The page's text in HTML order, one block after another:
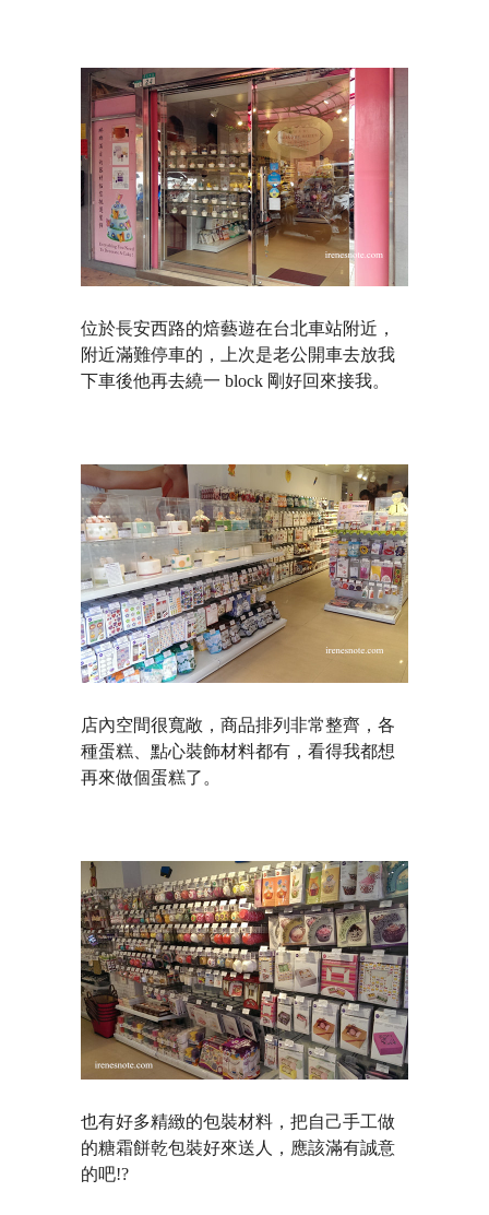
位於長安西路的焙藝遊在台北車站附近，
附近滿難停車的，上次是老公開車去放我
下車後他再去繞一 block 剛好回來接我。
店內空間很寬敞，商品排列非常整齊，各
種蛋糕、點心裝飾材料都有，看得我都想
再來做個蛋糕了。
也有好多精緻的包裝材料，把自己手工做
的糖霜餅乾包裝好來送人，應該滿有誠意
的吧!?